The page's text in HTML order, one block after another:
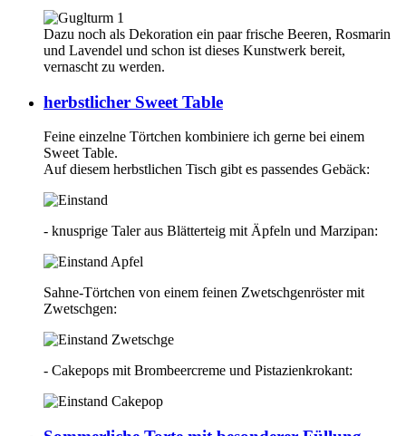
Dazu noch als Dekoration ein paar frische Beeren, Rosmarin
und Lavendel und schon ist dieses Kunstwerk bereit,
vernascht zu werden.
herbstlicher Sweet Table
Feine einzelne Törtchen kombiniere ich gerne bei einem
Sweet Table.
Auf diesem herbstlichen Tisch gibt es passendes Gebäck:
- knusprige Taler aus Blätterteig mit Äpfeln und Marzipan:
Sahne-Törtchen von einem feinen Zwetschgenröster mit
Zwetschgen:
- Cakepops mit Brombeercreme und Pistazienkrokant: